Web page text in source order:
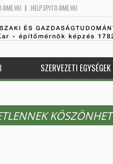
HELP.EPITO.BME.HU
ÉS
- építőmérnök képzés
SZERVEZETI EGYSÉGEK